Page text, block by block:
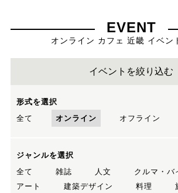
EVENT
オンライン カフェ 近畿 イベン
イベントを絞り込む
形式を選択
全て
オンライン オフライン
ジャンルを選択
全て
雑誌 人文
クルマ・バ
アート
建築デザイン 料理